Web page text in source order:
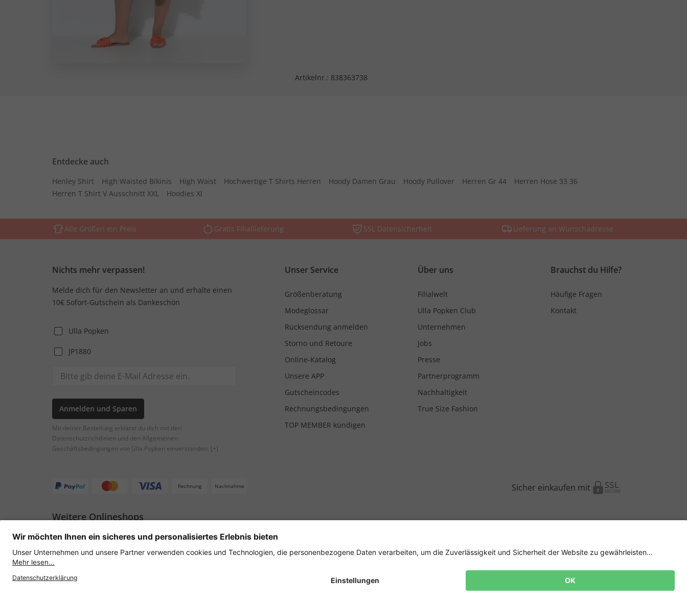
Artikelnr.: 838363738
Entdecke auch
Henley Shirt High Waisted Bikinis High Waist Hochwertige T Shirts Herren Hoody Damen Grau Hoody Pullover Herren Gr 44
Herren Hose 33 36
Herren T Shirt V Ausschnitt XXL
Hoodies Xl
Alle Größen ein Preis Gratis Filiallieferung SSL Datensicherheit Lieferung an Wunschadresse
Nichts mehr verpassen!
Melde dich für den Newsletter an und erhalte einen
10€ Sofort-Gutschein als Dankeschön
Ulla Popken
JP1880
Anmelden und Sparen
Mit deiner Bestellung erklärst du dich mit den
Datenschutzrichtlinien und den Allgemeinen
Geschäftsbedingungen von Ulla Popken einverstanden. [+]
Unser Service
Größenberatung
Modeglossar
Rücksendung anmelden
Storno und Retoure
Online-Katalog
Unsere APP
Gutscheincodes
Rechnungsbedingungen
TOP MEMBER kündigen
Über uns
Filialwelt
Ulla Popken Club
Unternehmen
Jobs
Presse
Partnerprogramm
Nachhaltigkeit
True Size Fashion
Brauchst du Hilfe?
Häufige Fragen
Kontakt
Rechnung Nachnahme Sicher einkaufen mit
Weitere Onlineshops
Österreich